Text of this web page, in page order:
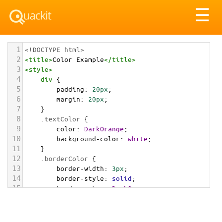
☰
1 <!DOCTYPE html>
2 <title>Color Example</title>
3 <style>
4 div {
5 padding: 20px;
6 margin: 20px;
7 }
8 .textColor {
9 color: DarkOrange;
10 background-color: white;
11 }
12 .borderColor {
13 border-width: 3px;
14 border-style: solid;
15 border-color: DarkOrange;